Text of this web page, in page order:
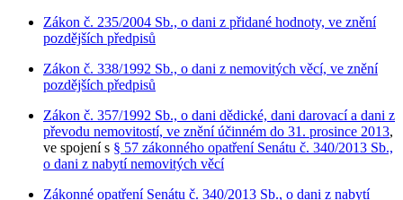
Zákon č. 235/2004 Sb., o dani z přidané hodnoty, ve znění
pozdějších předpisů
Zákon č. 338/1992 Sb., o dani z nemovitých věcí, ve znění
pozdějších předpisů
Zákon č. 357/1992 Sb., o dani dědické, dani darovací a dani z
převodu nemovitostí, ve znění účinném do 31. prosince 2013,
ve spojení s § 57 zákonného opatření Senátu č. 340/2013 Sb.,
o dani z nabytí nemovitých věcí
Zákonné opatření Senátu č. 340/2013 Sb., o dani z nabytí